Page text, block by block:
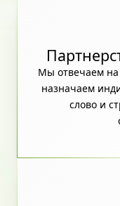
Мы отвечаем на
назначаем
слово и